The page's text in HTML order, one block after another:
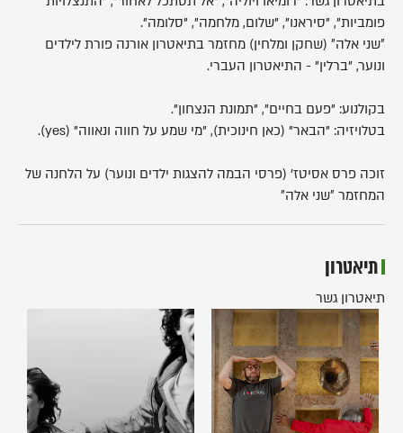
פומביות", "סיראנו", "שלום, מלחמה", "סלומה".
״שני אלה״ (שחקן ומלחין) מחזמר בתיאטרון אורנה פורת לילדים
ונוער, "ברלין" - התיאטרון העברי.
בקולנוע: "פעם בחיים", "תמונת הנצחון".
בטלויזיה: "הבאר" (כאן חינוכית), "מי שמע על חווה ונאווה" (yes).
זוכה פרס אסיטז׳ (פרסי הבמה להצגות ילדים ונוער) על הלחנה של
המחזמר ״שני אלה״
תיאטרון
תיאטרון גשר
קרום
מישהו
לרוץ
איתו